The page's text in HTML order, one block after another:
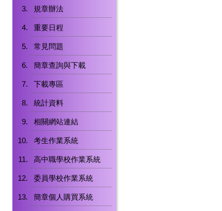
規章辦法
重要日程
常見問題
簡章查詢與下載
下載專區
統計資料
相關網站連結
考生作業系統
高中職學校作業系統
委員學校作業系統
簡章個人購買系統